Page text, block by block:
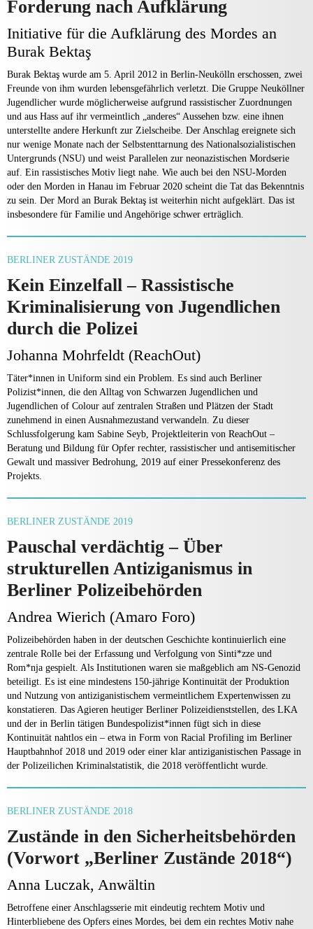
Forderung nach Aufklärung
Initiative für die Aufklärung des Mordes an
Burak Bektaş
Burak Bektaş wurde am 5. April 2012 in Berlin-Neukölln erschossen, zwei
Freunde von ihm wurden lebensgefährlich verletzt. Die Gruppe Neuköllner
Jugendlicher wurde möglicherweise aufgrund rassistischer Zuordnungen
und aus Hass auf ihr vermeintlich „anderes“ Aussehen bzw. eine ihnen
unterstellte andere Herkunft zur Zielscheibe. Der Anschlag ereignete sich
nur wenige Monate nach der Selbstenttarnung des Nationalsozialistischen
Untergrunds (NSU) und weist Parallelen zur neonazistischen Mordserie
auf. Ein rassistisches Motiv liegt nahe. Wie auch bei den NSU-Morden
oder den Morden in Hanau im Februar 2020 scheint die Tat das Bekenntnis
zu sein. Der Mord an Burak Bektaş ist weiterhin nicht aufgeklärt. Das ist
insbesondere für Familie und Angehörige schwer erträglich.
BERLINER ZUSTÄNDE 2019
Kein Einzelfall – Rassistische
Kriminalisierung von Jugendlichen
durch die Polizei
Johanna Mohrfeldt (ReachOut)
Täter*innen in Uniform sind ein Problem. Es sind auch Berliner
Polizist*innen, die den Alltag von Schwarzen Jugendlichen und
Jugendlichen of Colour auf zentralen Straßen und Plätzen der Stadt
zunehmend in einen Ausnahmezustand verwandeln. Zu dieser
Schlussfolgerung kam Sabine Seyb, Projektleiterin von ReachOut –
Beratung und Bildung für Opfer rechter, rassistischer und antisemitischer
Gewalt und massiver Bedrohung, 2019 auf einer Pressekonferenz des
Projekts.
BERLINER ZUSTÄNDE 2019
Pauschal verdächtig – Über
strukturellen Antiziganismus in
Berliner Polizeibehörden
Andrea Wierich (Amaro Foro)
Polizeibehörden haben in der deutschen Geschichte kontinuierlich eine
zentrale Rolle bei der Erfassung und Verfolgung von Sinti*zze und
Rom*nja gespielt. Als Institutionen waren sie maßgeblich am NS-Genozid
beteiligt. Es ist eine mindestens 150-jährige Kontinuität der Produktion
und Nutzung von antiziganistischem vermeintlichem Expertenwissen zu
konstatieren. Das Agieren heutiger Berliner Polizeidienststellen, des LKA
und der in Berlin tätigen Bundespolizist*innen fügt sich in diese
Kontinuität nahtlos ein – etwa in Form von Racial Profiling im Berliner
Hauptbahnhof 2018 und 2019 oder einer klar antiziganistischen Passage in
der Polizeilichen Kriminalstatistik, die 2018 veröffentlicht wurde.
BERLINER ZUSTÄNDE 2018
Zustände in den Sicherheitsbehörden
(Vorwort „Berliner Zustände 2018“)
Anna Luczak, Anwältin
Betroffene einer Anschlagsserie mit eindeutig rechtem Motiv und
Hinterbliebene des Opfers eines Mordes, bei dem ein rechtes Motiv nahe